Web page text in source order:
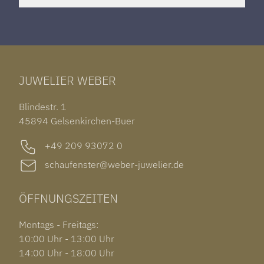
SANTOS DE CARTIER
IWC PORTUGIESER
HERRENUHREN
ARMSCHMUCK
OHRSCHMUCK
OUT OF COLLECTION
TAG HEUER CARRERA
ROLEX SUBMARINER DATE
GARMIN VENU 3S
JUWELIER WEBER
Blindestr. 1
45894 Gelsenkirchen-Buer
+49 209 93072 0
schaufenster@weber-juwelier.de
ÖFFNUNGSZEITEN
Montags - Freitags:
10:00 Uhr - 13:00 Uhr
14:00 Uhr - 18:00 Uhr